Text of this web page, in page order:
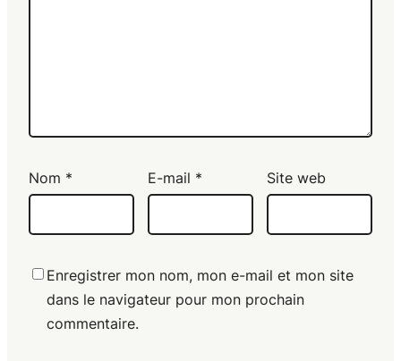
Nom * E-mail * Site web
Enregistrer mon nom, mon e-mail et mon site
dans le navigateur pour mon prochain
commentaire.